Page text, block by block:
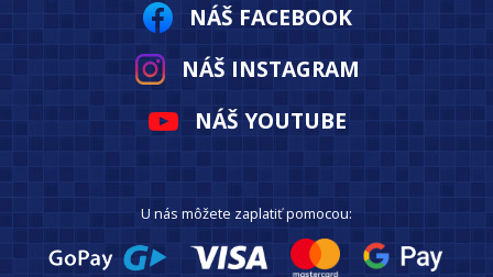
NÁŠ FACEBOOK
NÁŠ INSTAGRAM
NÁŠ YOUTUBE
U nás môžete zaplatiť pomocou: